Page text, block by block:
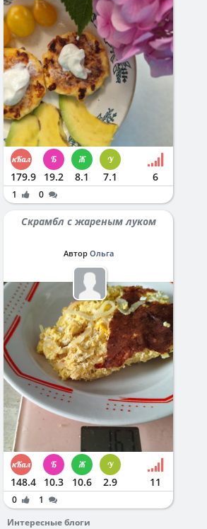
179.9 19.2 8.1 7.1 6
1 0
Скрамбл с жареным луком
Автор Ольга
148.4 10.3 10.6 2.9 11
0
1
Интересные блоги